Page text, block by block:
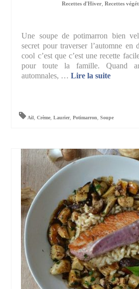
Recettes d'Hiver Recettes
Une soupe de potimarron bien
secret pour traverser l’automne en
cool c’est que c’est une recette
pour toute la famille. Quand
automnales, …Lire la suite­­
Ail,Crème,Laurier,Potimarron,Soupe